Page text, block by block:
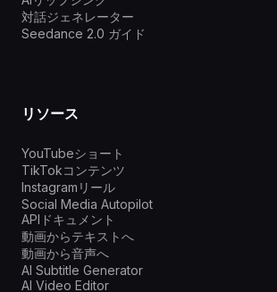
対話ジェネレーター
Seedance 2.0 ガイド
リソース
YouTubeショート
TikTokコンテンツ
Instagramリール
Social Media Autopilot
APIドキュメント
動画からテキストへ
動画から音声へ
AI Subtitle Generator
AI Video Editor